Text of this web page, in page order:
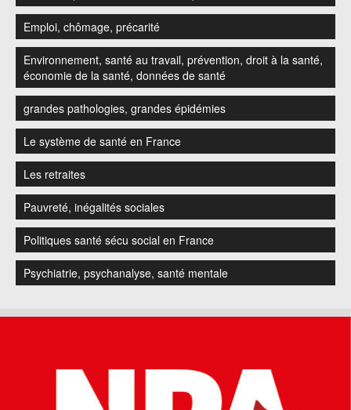
Emploi, chômage, précarité
Environnement, santé au travail, prévention, droit à la santé,
économie de la santé, données de santé
grandes pathologies, grandes épidémies
Le système de santé en France
Les retraites
Pauvreté, inégalités sociales
Politiques santé sécu social en France
Psychiatrie, psychanalyse, santé mentale